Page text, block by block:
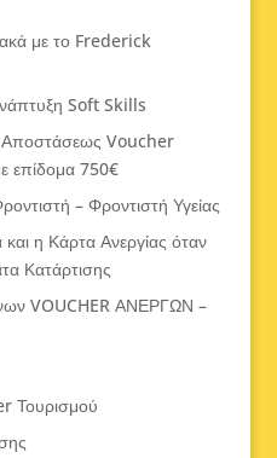
με το Frederick
Soft Skills
Voucher
επίδομα 750€
– Φροντιστή Υγείας
η Κάρτα Ανεργίας όταν
Κατάρτισης
VOUCHER ΑΝΕΡΓΩΝ –
Τουρισμού